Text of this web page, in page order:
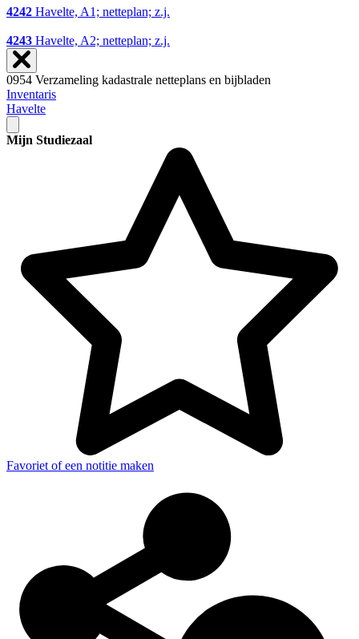
4242 Havelte, A1; netteplan; z.j.
4243 Havelte, A2; netteplan; z.j.
0954 Verzameling kadastrale netteplans en bijbladen
Inventaris
Havelte
Mijn Studiezaal
Favoriet of een notitie maken